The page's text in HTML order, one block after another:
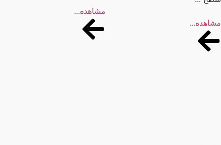
مشاهده...